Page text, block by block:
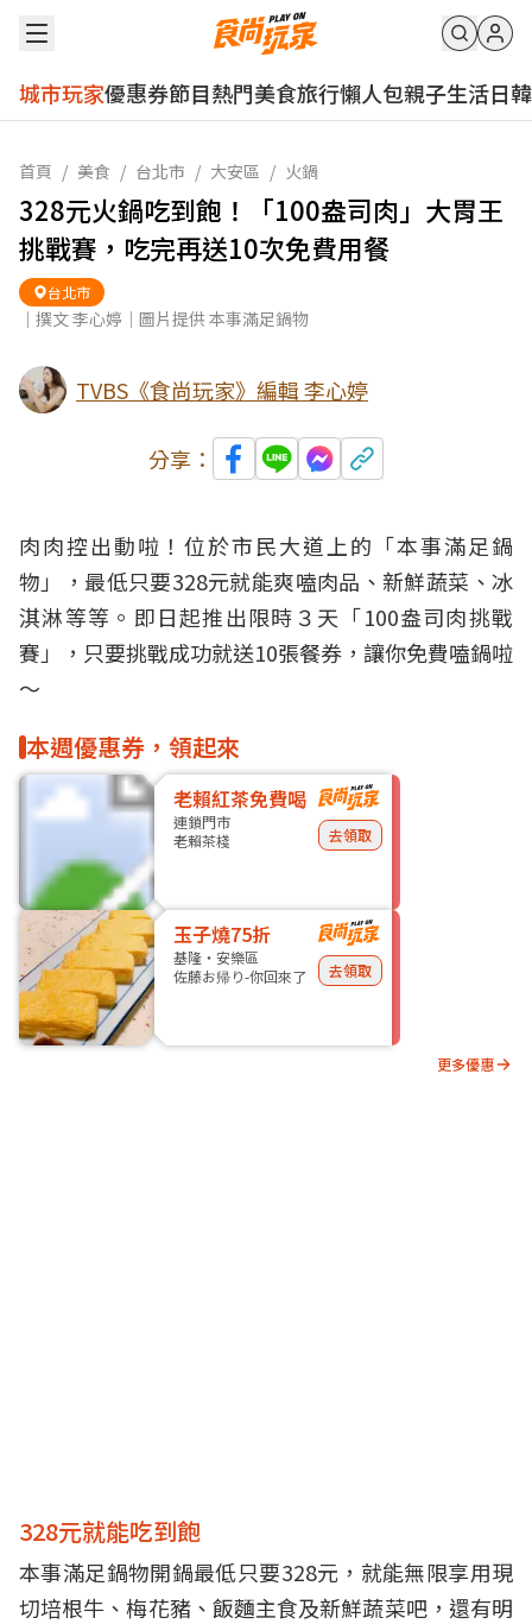
城市玩家優惠券節目熱門美食旅行懶人包親子生活日韓
首頁 / 美食 / 台北市 / 大安區 / 火鍋
328元火鍋吃到飽！「100盎司肉」大胃王
挑戰賽，吃完再送10次免費用餐
台北市
｜撰文 李心婷｜圖片提供 本事滿足鍋物
TVBS《食尚玩家》編輯 李心婷
分享：
肉肉控出動啦！位於市民大道上的「本事滿足鍋
物 」，最低只要328元就能爽嗑肉品 、新鮮蔬菜、冰
淇淋等等。即日起推出限時３天「100盎司肉挑戰
賽」，只要挑戰成功就送10張餐券，讓你免費嗑鍋啦
～
本週優惠券，領起來
老賴紅茶免費喝
連鎖門市
老賴茶棧
去領取
玉子燒75折
基隆・安樂區
佐藤お帰り-你回來了
去領取
更多優惠
328元就能吃到飽
本事滿足鍋物開鍋最低只要328元，就能無限享用現
切培根牛、梅花豬、飯麵主食及新鮮蔬菜吧，還有明